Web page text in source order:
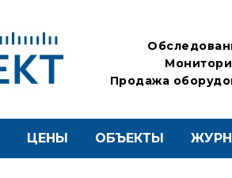
Продажа
ЦЕНЫ ОБЪЕКТЫ